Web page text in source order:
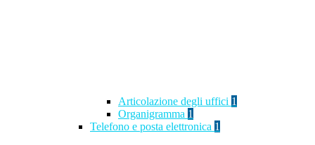
Articolazione degli uffici 1
Organigramma 1
Telefono e posta elettronica 1